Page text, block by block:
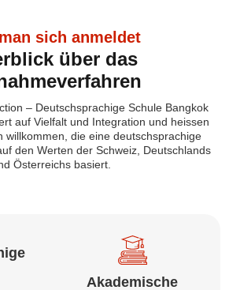
sich anmeldet
über das
– Deutschsprachige Schule Bangkok
auf Vielfalt und Integration und heissen
willkommen, die eine deutschsprachige
den Werten der Schweiz, Deutschlands
Österreichs basiert.
Akademische